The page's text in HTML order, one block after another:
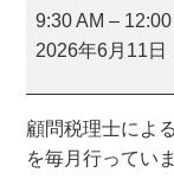
務
相
（
総
9:30 AM –
2026年6月11日
顧問税理士によ
を毎月行ってい